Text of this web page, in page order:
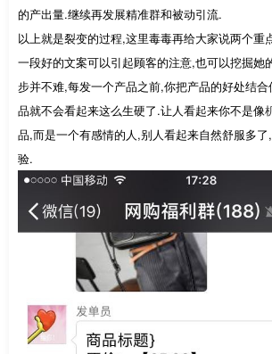
的产出量.继续再发展精准群和被动引流.
以上就是裂变的过程,这里毒毒再给大家说两个重
一段好的文案可以引起顾客的注意,也可以挖掘她
步并不难,每发一个产品之前,你把产品的好处结
品就不会看起来这么生硬了.让人看起来你不是像
品,而是一个有感情的人,别人看起来自然舒服多
验.